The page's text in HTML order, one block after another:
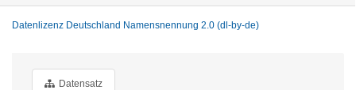
Datenlizenz Deutschland Namensnennung 2.0 (dl-by-de)
Datensatz